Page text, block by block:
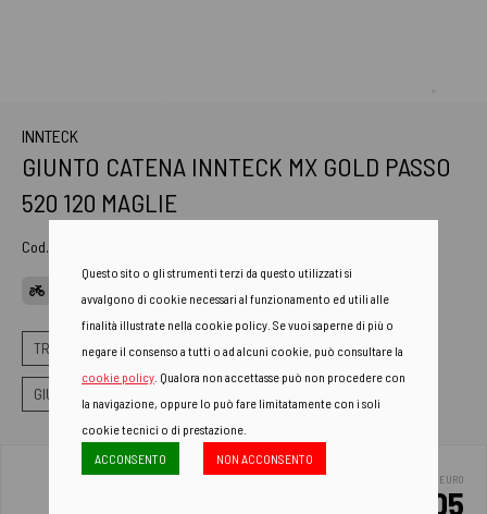
INNTECK
GIUNTO CATENA INNTECK MX GOLD PASSO
520 120 MAGLIE
Cod. Art.
TRASMISSIONE CATENE
GIUNTI PER CATENE TRASMISSIONE
EURO
3.05
Questo sito o gli strumenti terzi da questo utilizzati si
avvalgono di cookie necessari al funzionamento ed utili alle
finalità illustrate nella cookie policy. Se vuoi saperne di più o
negare il consenso a tutti o ad alcuni cookie, può consultare la
cookie policy . Qualora non accettasse può non procedere con
la navigazione, oppure lo può fare limitatamente con i soli
cookie tecnici o di prestazione.
ACCONSENTO
NON ACCONSENTO